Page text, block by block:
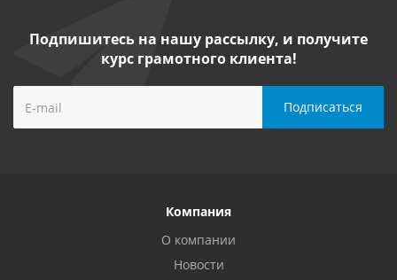
Подпишитесь на нашу рассылку, и получите
курс грамотного клиента!
Компания
О компании
Новости